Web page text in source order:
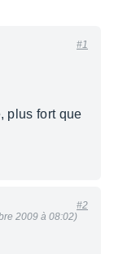
#1
plus fort que
2009 à 08:02)
#2